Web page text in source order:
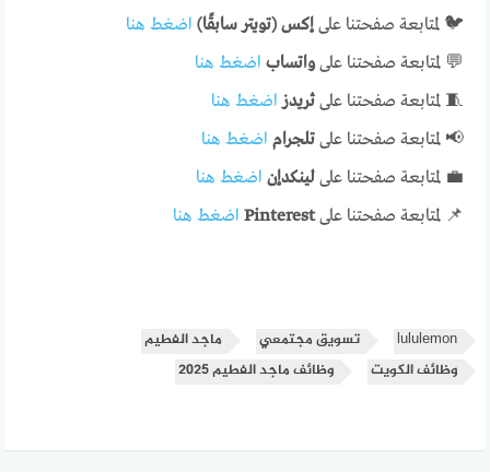
🐦 لمتابعة صفحتنا علىإكس (تويتر سابقًا) اضغط هنا
💬 لمتابعة صفحتنا علىواتساب اضغط هنا
🧵 لمتابعة صفحتنا علىثريدز اضغط هنا
📢 لمتابعة صفحتنا علىتلجرام اضغط هنا
💼 لمتابعة صفحتنا علىلينكدإن اضغط هنا
📌 لمتابعة صفحتنا علىPinterest اضغط هنا
lululemon تسويق مجتمعي
ماجد الفطيم
وظائف الكويت
وظائف ماجد الفطيم 2025